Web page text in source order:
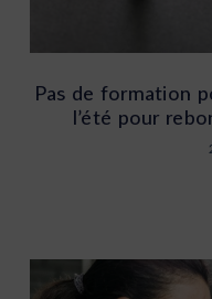
Pas de formation
l’été pour